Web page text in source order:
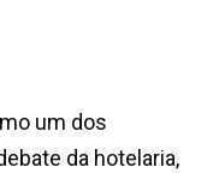
um dos
da hotelaria,